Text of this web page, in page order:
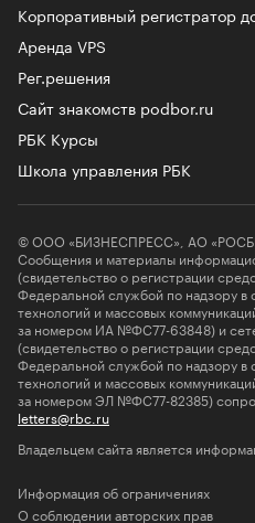
Корпоративный регистратор
Аренда VPS
Рег.решения
Сайт знакомств podbor.ru
РБК Курсы
Школа управления РБК
© ООО «БИЗНЕСПРЕСС», АО
Сообщения и материалы
(свидетельство о регистрации
Федеральной службой по надзору
технологий и массовых
за номером ИА №ФС77-63848) и
(свидетельство о регистрации
Федеральной службой по надзору
технологий и массовых
за номером ЭЛ №ФС77-82385)
letters@rbc.ru
Владельцем сайта является
Информация об ограничениях
О соблюдении авторских прав